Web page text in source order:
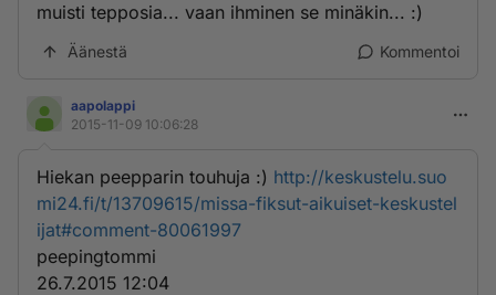
muisti tepposia... vaan ihminen se minäkin... :)
Äänestä Kommentoi
aapolappi
2015-11-09 10:06:28
Hiekan peepparin touhuja :) http://keskustelu.suo
mi24.fi/t/13709615/missa-fiksut-aikuiset-keskustel
ijat#comment-80061997
peepingtommi
26.7.2015 12:04